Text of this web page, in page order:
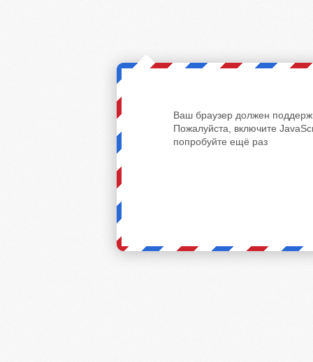
Ваш браузер должен
Пожалуйста, включите
попробуйте ещё раз